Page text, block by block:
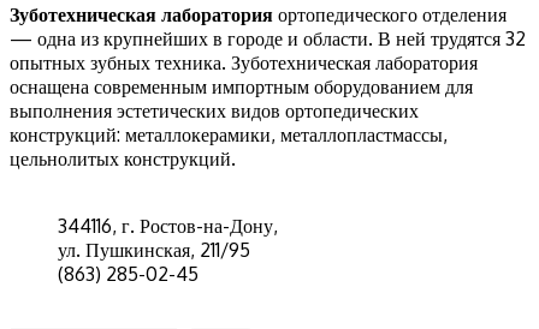
Зуботехническая лаборатория ортопедического отделения
— одна из крупнейших в городе и области. В ней трудятся 32
опытных зубных техника. Зуботехническая лаборатория
оснащена современным импортным оборудованием для
выполнения эстетических видов ортопедических
конструкций: металлокерамики, металлопластмассы,
цельнолитых конструкций.
344116, г. Ростов-на-Дону,
ул. Пушкинская, 211/95
(863) 285-02-45